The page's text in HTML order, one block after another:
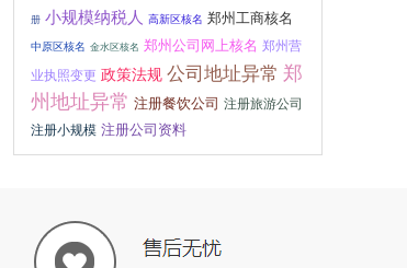
册 小规模纳税人 高新区核名 郑州工商核名
中原区核名 金水区核名 郑州公司网上核名 郑州营
业执照变更 政策法规 公司地址异常 郑
州地址异常 注册餐饮公司 注册旅游公司
注册小规模 注册公司资料